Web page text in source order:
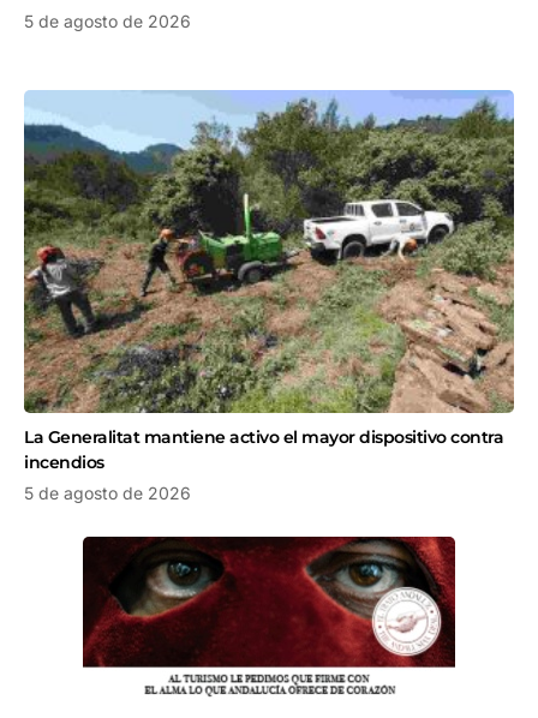
5 de agosto de 2026
La Generalitat mantiene activo el mayor dispositivo contra
incendios
5 de agosto de 2026